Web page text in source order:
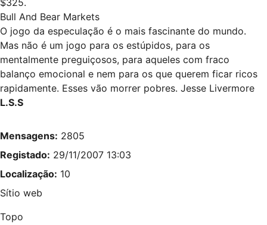
$325.
Bull And Bear Markets
O jogo da especulação é o mais fascinante do mundo.
Mas não é um jogo para os estúpidos, para os
mentalmente preguiçosos, para aqueles com fraco
balanço emocional e nem para os que querem ficar ricos
rapidamente. Esses vão morrer pobres. Jesse Livermore
L.S.S
Mensagens: 2805
Registado: 29/11/2007 13:03
Localização: 10
Sítio web
Topo